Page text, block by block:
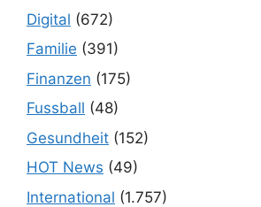
Digital (672)
Familie (391)
Finanzen (175)
Fussball (48)
Gesundheit (152)
HOT News (49)
International (1.757)